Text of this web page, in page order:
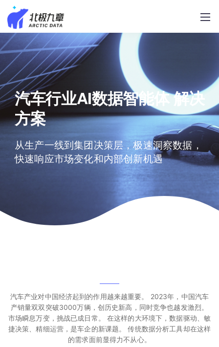
汽车行业AI数据智能体解决
方案
从生产一线到集团决策层，极速洞察数据，
快速响应市场变化和内部创新机遇
汽车产业对中国经济起到的作用越来越重要。
2023年，中国汽车
产销量双双突破3000万辆，创历史新高，同时竞争也越发激烈。
市场瞬息万变，挑战已成日常。
在这样的大环境下，数据驱动、敏
捷决策、精细运营，是车企的新课题。
传统数据分析工具却在这样
的需求面前显得力不从心。